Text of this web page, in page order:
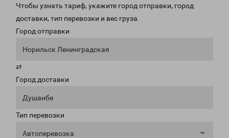
Чтобы узнать тариф, укажите город отправки, город
доставки, тип перевозки и вес груза.
Город отправки
Норильск Ленинградская
⇄
Город доставки
Душанбе
Тип перевозки
Автоперевозка